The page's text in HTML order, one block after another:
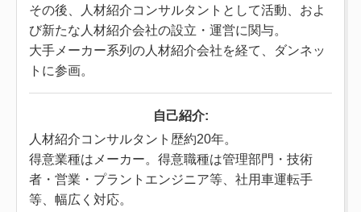
その後、人材紹介コンサルタントとして活動、およ
び新たな人材紹介会社の設立・運営に関与。
大手メーカー系列の人材紹介会社を経て、ダンネッ
トに参画。
自己紹介:
人材紹介コンサルタント歴約20年。
得意業種はメーカー。得意職種は管理部門・技術
者・営業・プラントエンジニア等、社用車運転手
等、幅広く対応。